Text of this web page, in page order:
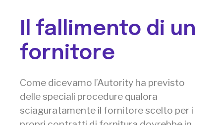
Il fallimento di un
fornitore
Come dicevamo l’Autority ha previsto
delle speciali procedure qualora
sciaguratamente il fornitore scelto per i